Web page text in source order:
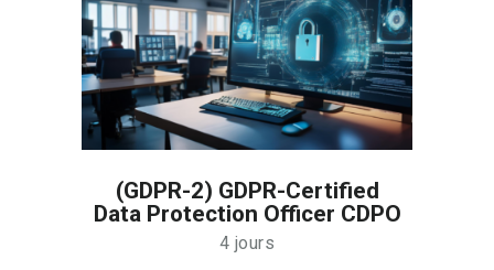
(GDPR-2) GDPR-Certified
Data Protection Officer CDPO
4 jours